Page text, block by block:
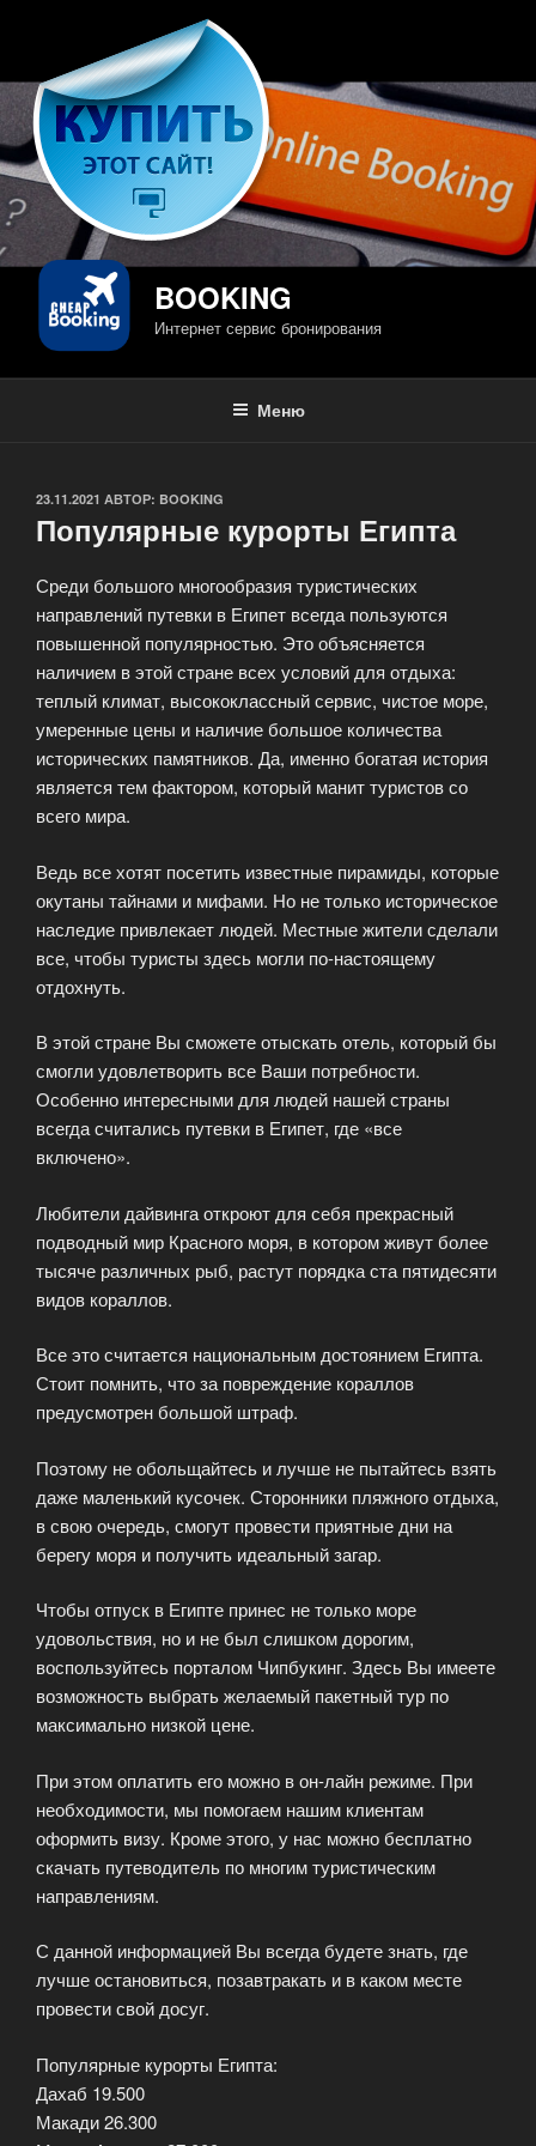
содержимому
BOOKING
Интернет сервис бронирования
Меню
ОПУБЛИКОВАНО
23.11.2021 АВТОР: BOOKING
Популярные курорты Египта
Среди большого многообразия туристических
направлений путевки в Египет всегда пользуются
повышенной популярностью. Это объясняется
наличием в этой стране всех условий для отдыха:
теплый климат, высококлассный сервис, чистое море,
умеренные цены и наличие большое количества
исторических памятников. Да, именно богатая история
является тем фактором, который манит туристов со
всего мира.
Ведь все хотят посетить известные пирамиды, которые
окутаны тайнами и мифами. Но не только историческое
наследие привлекает людей. Местные жители сделали
все, чтобы туристы здесь могли по-настоящему
отдохнуть.
В этой стране Вы сможете отыскать отель, который бы
смогли удовлетворить все Ваши потребности.
Особенно интересными для людей нашей страны
всегда считались путевки в Египет, где «все
включено».
Любители дайвинга откроют для себя прекрасный
подводный мир Красного моря, в котором живут более
тысяче различных рыб, растут порядка ста пятидесяти
видов кораллов.
Все это считается национальным достоянием Египта.
Стоит помнить, что за повреждение кораллов
предусмотрен большой штраф.
Поэтому не обольщайтесь и лучше не пытайтесь взять
даже маленький кусочек. Сторонники пляжного отдыха,
в свою очередь, смогут провести приятные дни на
берегу моря и получить идеальный загар.
Чтобы отпуск в Египте принес не только море
удовольствия, но и не был слишком дорогим,
воспользуйтесь порталом Чипбукинг. Здесь Вы имеете
возможность выбрать желаемый пакетный тур по
максимально низкой цене.
При этом оплатить его можно в он-лайн режиме. При
необходимости, мы помогаем нашим клиентам
оформить визу. Кроме этого, у нас можно бесплатно
скачать путеводитель по многим туристическим
направлениям.
С данной информацией Вы всегда будете знать, где
лучше остановиться, позавтракать и в каком месте
провести свой досуг.
Популярные курорты Египта:
Дахаб 19.500
Макади 26.300